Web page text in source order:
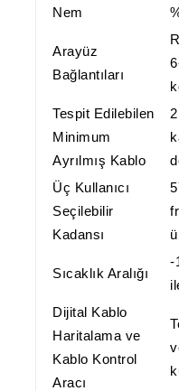
Nem
Arayüz
Bağlantıları
Tespit Edilebilen
Minimum
Ayrılmış Kablo
Üç Kullanıcı
Seçilebilir
Kadansı
Sıcaklık Aralığı
-
Dijital Kablo
Haritalama ve
Kablo Kontrol
Aracı